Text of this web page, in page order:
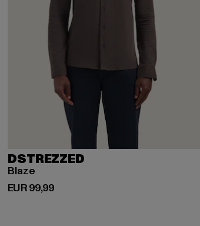
DSTREZZED
Blaze
EUR 99,99
Derzeitiger Preis: EUR 99,99